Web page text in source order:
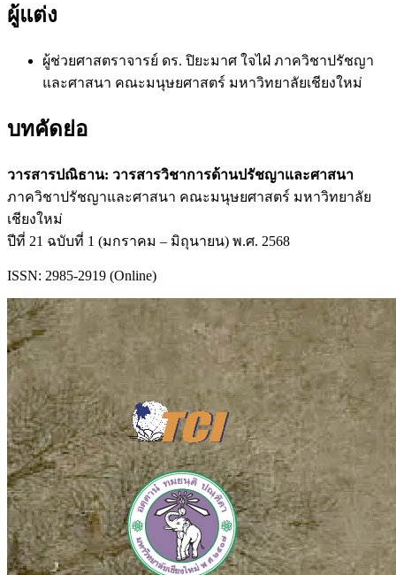
ผู้แต่ง
ผู้ช่วยศาสตราจารย์ ดร. ปิยะมาศ ใจไฝ่ ภาควิชาปรัชญา
และศาสนา คณะมนุษยศาสตร์ มหาวิทยาลัยเชียงใหม่
บทคัดย่อ
วารสารปณิธาน: วารสารวิชาการด้านปรัชญาและศาสนา
ภาควิชาปรัชญาและศาสนา คณะมนุษยศาสตร์ มหาวิทยาลัย
เชียงใหม่
ปีที่ 21 ฉบับที่ 1 (มกราคม – มิถุนายน) พ.ศ. 2568
ISSN: 2985-2919 (Online)